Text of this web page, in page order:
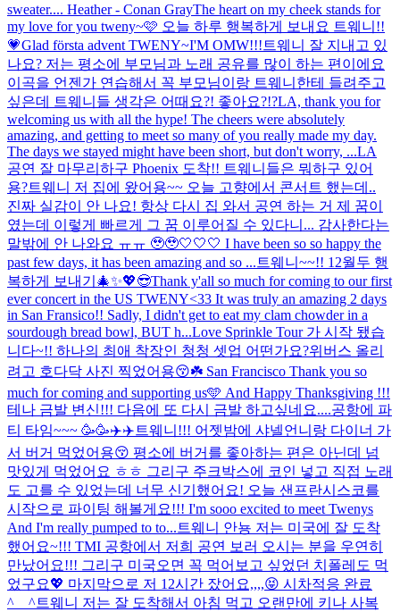
sweater.... Heather - Conan GrayThe heart on my cheek stands for
my love for you tweny~🩷 오늘 하루 행복하게 보내요 트웨니!!
💗Glad första advent TWENY~I'M OMW!!! 트웨니 잘 지내고 있
나요? 저는 평소에 부모님과 노래 공유를 많이 하는 편이에요
이곡을 언젠가 연습해서 꼭 부모님이랑 트웨니한테 들려주고
싶은데 트웨니들 생각은 어때요?! 좋아요?!?LA, thank you for
welcoming us with all the hype! The cheers were absolutely
amazing, and getting to meet so many of you really made my day.
The days we stayed might have been short, but don't worry, ...LA
공연 잘 마무리하구 Phoenix 도착!! 트웨니들은 뭐하구 있어
용?트웨니 저 집에 왔어용~~ 오늘 고향에서 콘서트 했는데..
진짜 실감이 안 나요! 항상 다시 집 와서 공연 하는 거 제 꿈이
였는데 이렇게 빠르게 그 꿈 이루어질 수 있다니... 감사한다는
말밖에 안 나와요 ㅠㅠ 🥹🥹🤍🤍🤍 I have been so so happy the
past few days, it has been amazing and so ... 트웨니~~!! 12월두 행
복하게 보내기🎄✨💖😎Thank y'all so much for coming to our first
ever concert in the US TWENY<33 It was truly an amazing 2 days
in San Fransico!! Sadly, I didn't get to eat my clam chowder in a
sourdough bread bowl, BUT h...Love Sprinkle Tour 가 시작 됐습
니다~!! 하나의 최애 착장인 청청 셋업 어떤가요?위버스 올리
려고 호다닥 사진 찍었어용😚☘️ San Francisco Thank you so
much for coming and supporting us🩵 And Happy Thanksgiving !!!
테나 금발 변신!!! 다음에 또 다시 금발 하고싶네요....공항에 파
티 타임~~~ 🥳🥳✈️✈️ 트웨니!!! 어젯밤에 샤넬언니랑 다이너 가
서 버거 먹었어용😚 평소에 버거를 좋아하는 편은 아닌데 넘
맛있게 먹었어요 ㅎㅎ 그리구 주크박스에 코인 넣고 직접 노래
도 고를 수 있었는데 너무 신기했어요! 오늘 샌프란시스코를
시작으로 파이팅 해볼게요!!! I'm sooo excited to meet Twenys
And I'm really pumped to to... 트웨니 안뇽 저는 미국에 잘 도착
했어요~!!! TMI 공항에서 저희 공연 보러 오시는 분을 우연히
만났어요!!! 그리구 미국오면 꼭 먹어보고 싶었던 치폴레도 먹
었구요💖 마지막으로 저 12시간 잤어요,,,,😝 시차적응 완료
^__^트웨니 저는 잘 도착해서 아침 먹고 오랜만에 키나 사복